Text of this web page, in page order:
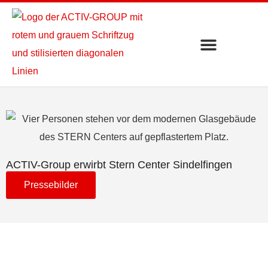
ACTIV-Group erwirbt Stern Center Sindelfingen
Pressebilder